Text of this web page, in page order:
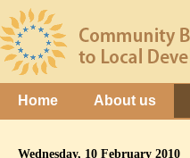
Home About us
Wednesday, 10 February 2010